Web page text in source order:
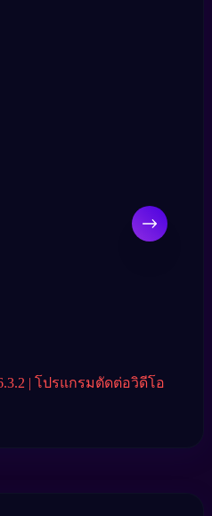
| โปรแกรมตัดต่อวิดีโอ